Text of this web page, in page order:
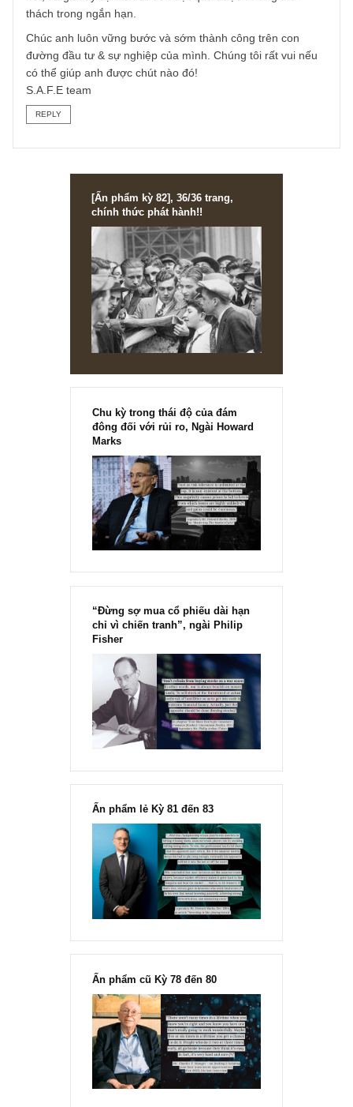
ngắn hạn, khách hàng cũng hài lòng. Ngoài ra, nếu CTCK
anh vẫn tìm mọi cách gây áp lực quá lớn, anh có thể
chuyển công ty khác với chỉ tiêu doanh số thấp hơn,
tôi thấy gần đây có nhiều CTCK ra đời với phí giao dịch 0
số lượng MG rất lớn, anh có thể tham khảo thử…
(3) Lời cuối, chúng tôi nói như vậy không có nghĩa rằng
chúng tôi không rõ, nhưng đã tồn tại được hơn 100 năm
hẳn ngành dịch vụ tài chính nầy cũng tạo ra giá trị nhất
định. Ngài Chris Gardner – người đàn ông sứ giả của
trình mưu cầu hạnh phúc – cũng khởi đầu như một broker
tại Dean Witter, giúp ông đổi đời nếu anh chưa biết. Sau
nầy ông còn lập hẳn một hãng môi giới Garner Rich &
Associates của riêng ông, anh có thể xem lại ấn phẩm 20
của chúng tôi về chuyện đời ông
Chúng tôi nghĩ điều quan trọng là anh hãy chọn lấy con
hết, và giữ lấy sự kiên trì để vượt qua được những thử
thách trong ngắn hạn.
Chúc anh luôn vững bước và sớm thành công trên con
đường đầu tư & sự nghiệp của mình. Chúng tôi rất vui nếu
có thể giúp anh được chút nào đó!
S.A.F.E team
chính thức phát hành!!
Chu kỳ trong thái độ của đám
đông đối với rủi ro, Ngài Howard
Marks